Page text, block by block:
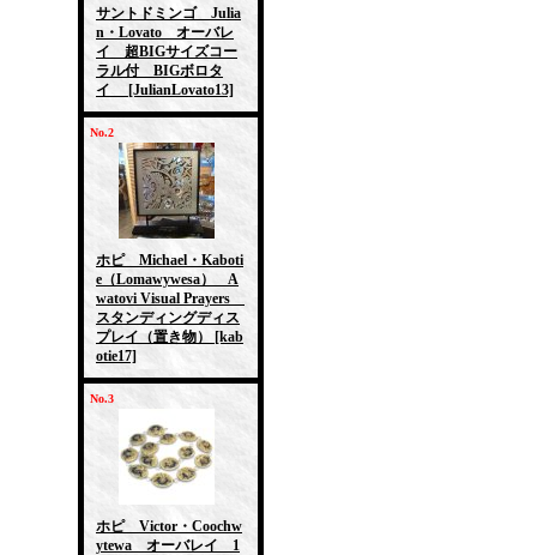
サントドミンゴ Julia
n・Lovato オーバレ
イ 超BIGサイズコー
ラル付 BIGボロタ
イ
[JulianLovato13]
No.2
ホピ Michael・Kaboti
e（Lomawywesa） A
watovi Visual Prayers
スタンディングディス
プレイ（置き物）
[kab
otie17]
No.3
ホピ Victor・Coochw
ytewa オーバレイ 1